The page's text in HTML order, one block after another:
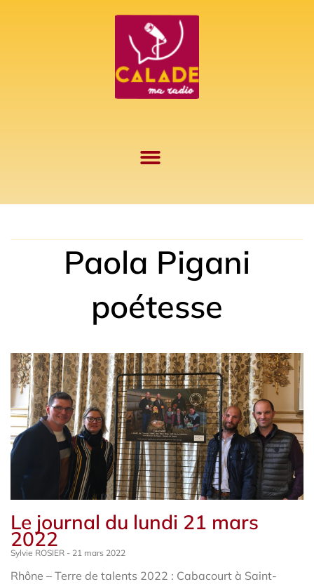
Paola Pigani
poétesse
Le journal du lundi 21 mars
2022
Sylvie ROSIER 21 mars 2022
Rhône – Terre de talents 2022 : Cabacourt à Saint-